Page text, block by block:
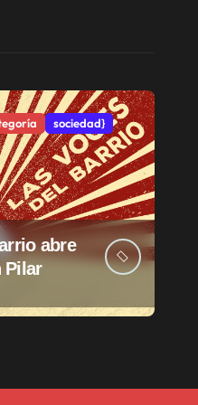
sociedad}
abre
Pilar